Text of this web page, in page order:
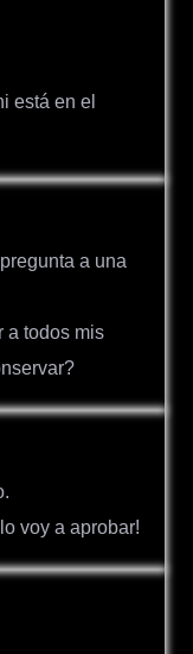
está en el
a una
a todos mis
voy a aprobar!